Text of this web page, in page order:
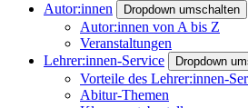
Autor:innen
Dropdown umschalten
Autor:innen von A bis Z
Veranstaltungen
Lehrer:innen-Service
Dropdown
Vorteile des Lehrer:innen-
Abitur-Themen